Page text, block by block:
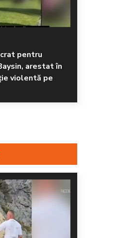
pentru
arestat în
violentă pe